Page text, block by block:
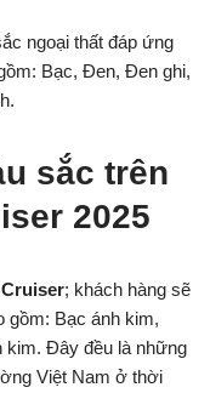
ngoại thất đáp ứng
Bạc, Đen, Đen ghi,
sắc trên
2025
; khách hàng sẽ
gồm: Bạc ánh kim,
kim. Đây đều là những
Việt Nam ở thời